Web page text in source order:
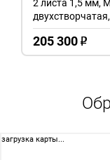
205 300 o
2 листа 1,5 мм,
загрузка карты...